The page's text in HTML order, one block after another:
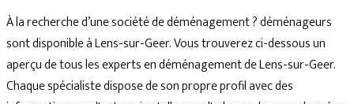
À la recherche d’une société de déménagement ? déménageurs
sont disponible à Lens-sur-Geer. Vous trouverez ci-dessous un
aperçu de tous les experts en déménagement de Lens-sur-Geer.
Chaque spécialiste dispose de son propre profil avec des